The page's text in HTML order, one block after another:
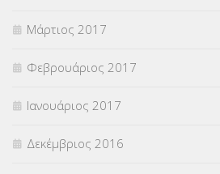
Μάρτιος 2017
Φεβρουάριος 2017
Ιανουάριος 2017
Δεκέμβριος 2016